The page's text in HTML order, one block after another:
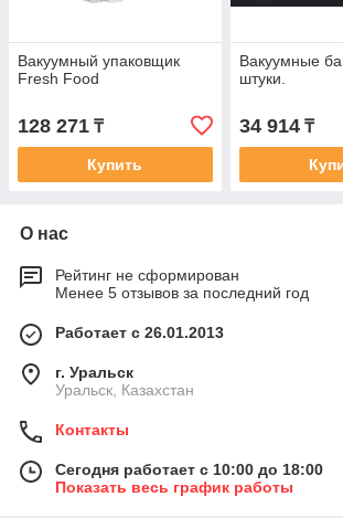
Вакуумный упаковщик
Fresh Food
128 271 ₸
Купить
Вакуумные
штуки.
34 914₸
О нас
Рейтинг не сформирован
Менее 5 отзывов за последний год
Работает с 26.01.2013
г. Уральск
Уральск, Казахстан
Контакты
Сегодня работает с 10:00 до 18:00
Показать весь график работы